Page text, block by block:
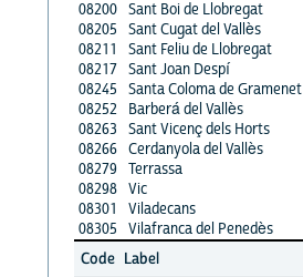
08200 Sant Boi de Llobregat
08205
Sant Cugat del Vallès
08211
Sant Feliu de Llobregat
08217 Sant Joan Despí
08245
Santa Coloma de Gramenet
08252
Barberá del Vallès
08263
Sant Vicenç dels Horts
08266 Cerdanyola del Vallès
08279 Terrassa
08298 Vic
08301
Viladecans
08305
Vilafranca del Penedès
Code Label